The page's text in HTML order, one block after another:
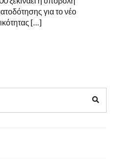
για το νέο
[…]